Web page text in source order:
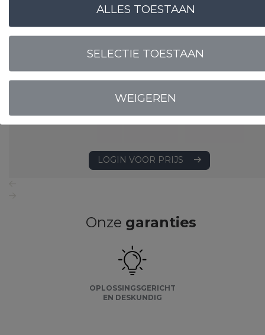
LOGIN VOOR PRIJS
Onze garanties
OPLOSSINGSGERICHT
EN DESKUNDIG
WEIGEREN
SELECTIE TOESTAAN
ALLES TOESTAAN